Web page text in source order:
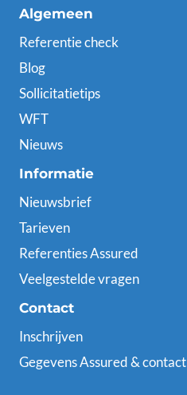
Algemeen
Referentie check
Blog
Sollicitatietips
WFT
Nieuws
Informatie
Nieuwsbrief
Tarieven
Referenties Assured
Veelgestelde vragen
Contact
Inschrijven
Gegevens Assured & contact